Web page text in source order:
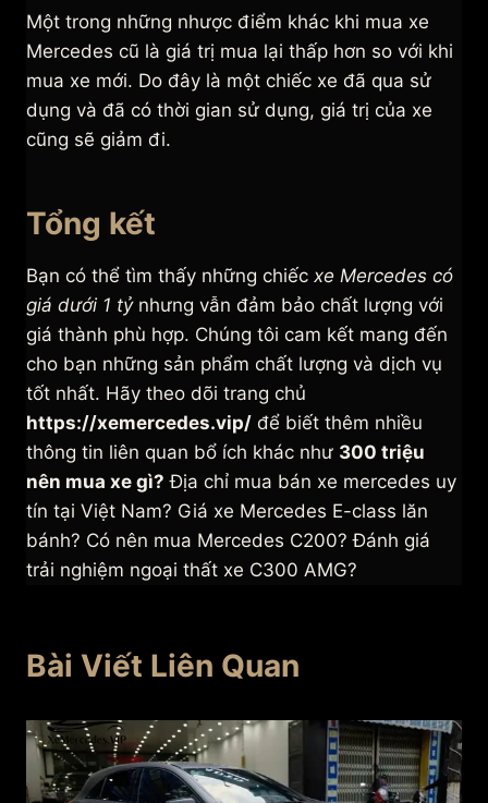
Một trong những nhược điểm khác khi mua xe
Mercedes cũ là giá trị mua lại thấp hơn so với khi
mua xe mới. Do đây là một chiếc xe đã qua sử
dụng và đã có thời gian sử dụng, giá trị của xe
cũng sẽ giảm đi.
Tổng kết
Bạn có thể tìm thấy những chiếc xe Mercedes có
giá dưới 1 tỷnhưng vẫn đảm bảo chất lượng với
giá thành phù hợp. Chúng tôi cam kết mang đến
cho bạn những sản phẩm chất lượng và dịch vụ
tốt nhất. Hãy theo dõi trang chủ
https://xemercedes.vip/ để biết thêm nhiều
thông tin liên quan bổ ích khác như 300 triệu
nên mua xe gì? Địa chỉ mua bán xe mercedes uy
tín tại Việt Nam? Giá xe Mercedes E-class lăn
bánh? Có nên mua Mercedes C200? Đánh giá
trải nghiệm ngoại thất xe C300 AMG?
Bài Viết Liên Quan